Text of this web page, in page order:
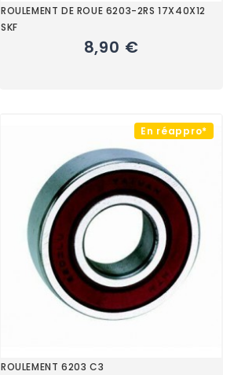
ROULEMENT DE ROUE 6203-2RS 17X40X12
SKF
8,90 €
En réappro*
ROULEMENT 6203 C3